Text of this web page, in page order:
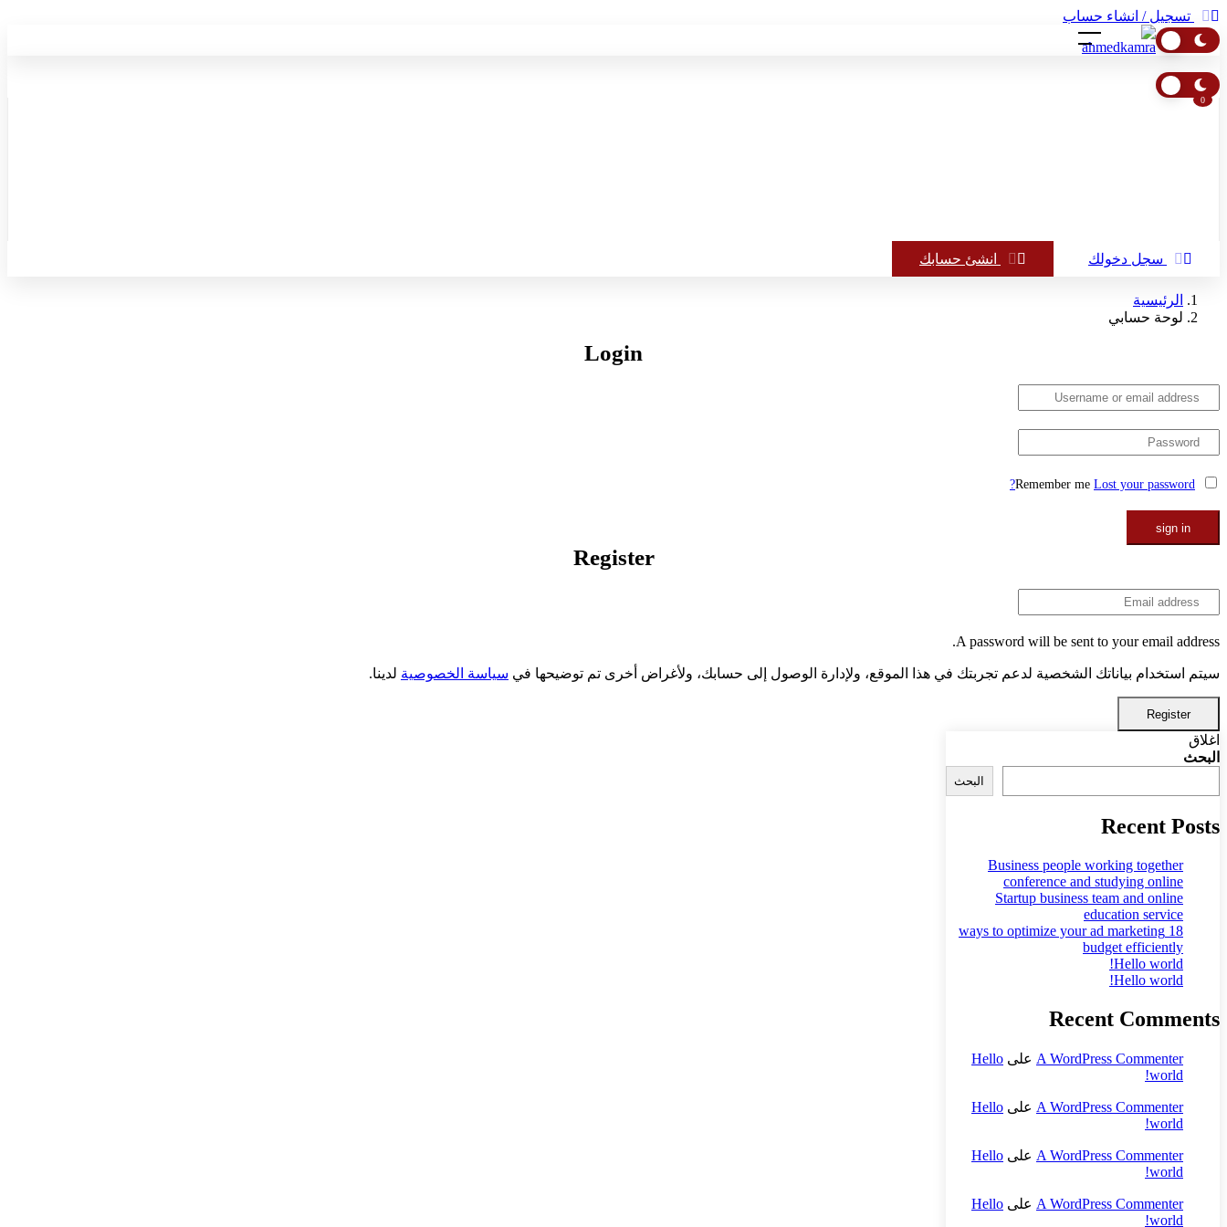
تسجيل / انشاء حساب
0
سجل دخولك انشئ حسابك
الرئيسية
لوحة حسابي
Login
Lost your password?
Register
A password will be sent to your email address.
سيتم استخدام بياناتك الشخصية لدعم تجربتك في هذا الموقع، ولإدارة الوصول إلى حسابك، ولأغراض أخرى تم توضيحها في سياسة الخصوصية لدينا.
Register
اغلاق
البحث
البحث
Recent Posts
Business people working together
conference and studying online
Startup business team and online
education service
18 ways to optimize your ad marketing
budget efficiently
Hello world!
Hello world!
Recent Comments
A WordPress Commenter على Hello
world!
A WordPress Commenter على Hello
world!
A WordPress Commenter على Hello
world!
A WordPress Commenter على Hello
world!